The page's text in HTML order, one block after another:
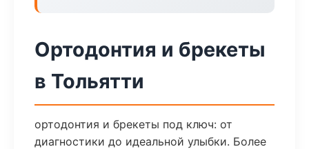
Ортодонтия и брекеты
в Тольятти
ортодонтия и брекеты под ключ: от
диагностики до идеальной улыбки. Более